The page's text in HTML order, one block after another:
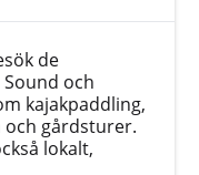
de
och
kajakpaddling,
och gårdsturer.
lokalt,